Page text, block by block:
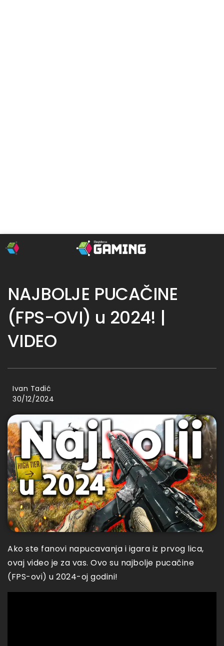
NAJBOLJE PUCAČINE
(FPS-OVI) u 2024! |
VIDEO
Ivan Tadić
30/12/2024
Ako ste fanovi napucavanja i igara iz prvog lica,
ovaj video je za vas. Ovo su najbolje pucačine
(FPS-ovi) u 2024-oj godini!